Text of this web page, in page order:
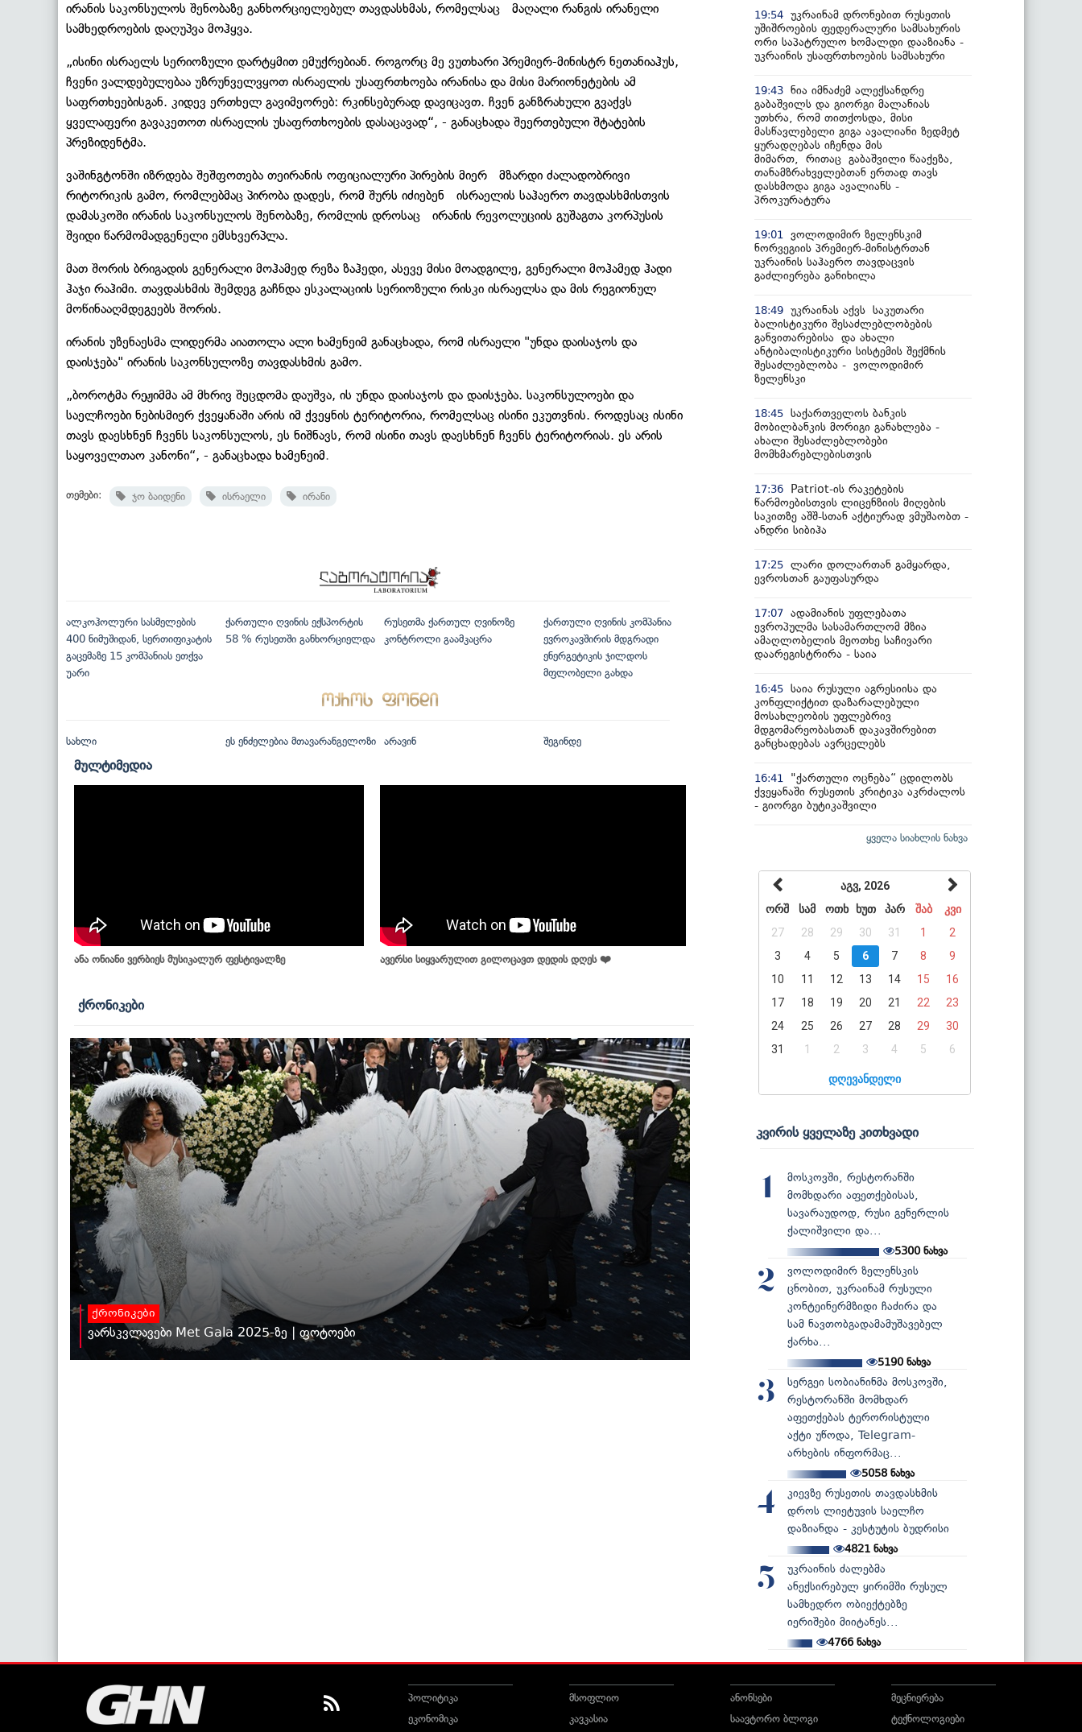
ირანის საკონსულოს შენობაზე განხორციელებულ თავდასხმას, რომელსაც მაღალი რანგის ირანელი
სამხედროების დაღუპვა მოჰყვა.
„ისინი ისრაელს სერიოზული დარტყმით ემუქრებიან. როგორც მე ვუთხარი პრემიერ-მინისტრ ნეთანიაჰუს,
ჩვენი ვალდებულებაა უზრუნველვყოთ ისრაელის უსაფრთხოება ირანისა და მისი მარიონეტების ამ
საფრთხეებისგან. კიდევ ერთხელ გავიმეორებ: რკინსებურად დავიცავთ. ჩვენ განზრახული გვაქვს
ყველაფერი გავაკეთოთ ისრაელის უსაფრთხოების დასაცავად“, - განაცხადა შეერთებული შტატების
პრეზიდენტმა.
ვაშინგტონში იზრდება შეშფოთება თეირანის ოფიციალური პირების მიერ მზარდი ძალადობრივი
რიტორიკის გამო, რომლებმაც პირობა დადეს, რომ შურს იძიებენ ისრაელის საჰაერო თავდასხმისთვის
დამასკოში ირანის საკონსულოს შენობაზე, რომლის დროსაც ირანის რევოლუციის გუშაგთა კორპუსის
შვიდი წარმომადგენელი ემსხვერპლა.
მათ შორის ბრიგადის გენერალი მოჰამედ რეზა ზაჰედი, ასევე მისი მოადგილე, გენერალი მოჰამედ ჰადი
ჰაჯი რაჰიმი. თავდასხმის შემდეგ გაჩნდა ესკალაციის სერიოზული რისკი ისრაელსა და მის რეგიონულ
მოწინააღმდეგეებს შორის.
ირანის უზენაესმა ლიდერმა აიათოლა ალი ხამენეიმ განაცხადა, რომ ისრაელი "უნდა დაისაჯოს და
დაისჯება" ირანის საკონსულოზე თავდასხმის გამო.
„ბოროტმა რეჟიმმა ამ მხრივ შეცდომა დაუშვა, ის უნდა დაისაჯოს და დაისჯება. საკონსულოები და
საელჩოები ნებისმიერ ქვეყანაში არის იმ ქვეყნის ტერიტორია, რომელსაც ისინი ეკუთვნის. როდესაც ისინი
თავს დაესხნენ ჩვენს საკონსულოს, ეს ნიშნავს, რომ ისინი თავს დაესხნენ ჩვენს ტერიტორიას. ეს არის
საყოველთაო კანონი“, - განაცხადა ხამენეიმ.
თემები: ჯო ბაიდენი ისრაელი ირანი
ალკოჰოლური სასმელების
400 ნიმუშიდან, სერთიფიკატის
გაცემაზე 15 კომპანიას ეთქვა
უარი
ქართული ღვინის ექსპორტის
58 % რუსეთში განხორციელდა
რუსეთმა ქართულ ღვინოზე
კონტროლი გაამკაცრა
ქართული ღვინის კომპანია
ევროკავშირის მდგრადი
ენერგეტიკის ჯილდოს
მფლობელი გახდა
სახლი ეს ენძელებია მთავარანგელოზი არავინ შეგინდე
მულტიმედია
ანა ონიანი ვერბიეს მუსიკალურ ფესტივალზე ავერსი სიყვარულით გილოცავთ დედის დღეს ❤️
ქრონიკები
ქრონიკები
ვარსკვლავები Met Gala 2025-ზე | ფოტოები
19:54 უკრაინამ დრონებით რუსეთის
უშიშროების ფედერალური სამსახურის
ორი საპატრულო ხომალდი დააზიანა -
უკრაინის უსაფრთხოების სამსახური
19:43 ნია იმნაძემ ალექსანდრე
გაბაშვილს და გიორგი მალანიას
უთხრა, რომ თითქოსდა, მისი
მასწავლებელი გიგა ავალიანი ზედმეტ
ყურადღებას იჩენდა მის
მიმართ, რითაც გაბაშვილი წააქეზა,
თანამზრახველებთან ერთად თავს
დასხმოდა გიგა ავალიანს -
პროკურატურა
19:01
ვოლოდიმირ ზელენსკიმ
ნორვეგიის პრემიერ-მინისტრთან
უკრაინის საჰაერო თავდაცვის
გაძლიერება განიხილა
18:49 უკრაინას აქვს საკუთარი
ბალისტიკური შესაძლებლობების
განვითარებისა და ახალი
ანტიბალისტიკური სისტემის შექმნის
შესაძლებლობა - ვოლოდიმირ
ზელენსკი
18:45 საქართველოს ბანკის
მობილბანკის მორიგი განახლება -
ახალი შესაძლებლობები
მომხმარებლებისთვის
17:36
Patriot-ის რაკეტების
წარმოებისთვის ლიცენზიის მიღების
საკითზე აშშ-სთან აქტიურად ვმუშაობთ -
ანდრი სიბიჰა
17:25 ლარი დოლართან გამყარდა,
ევროსთან გაუფასურდა
17:07 ადამიანის უფლებათა
ევროპულმა სასამართლომ მზია
ამაღლობელის მეოთხე საჩივარი
დაარეგისტრირა - საია
16:45 საია რუსული აგრესიისა და
კონფლიქტით დაზარალებული
მოსახლეობის უფლებრივ
მდგომარეობასთან დაკავშირებით
განცხადებას ავრცელებს
16:41
"ქართული ოცნება“ ცდილობს
ქვეყანაში რუსეთის კრიტიკა აკრძალოს
- გიორგი ბუტიკაშვილი
ყველა სიახლის ნახვა
აგვ, 2026
ორშ
სამ ოთხ ხუთ პარ შაბ
კვი
27
28 29 30 31 1
2
3
4 5 6 7 8
9
10
11 12 13 14 15
16
17
18 19 20 21 22
23
24
25 26 27 28 29
30
31
1 2 3 4 5 6
დღევანდელი
კვირის ყველაზე კითხვადი
1
მოსკოვში, რესტორანში
მომხდარი აფეთქებისას,
სავარაუდოდ, რუსი გენერლის
ქალიშვილი და...
5300ნახვა
2
ვოლოდიმირ ზელენსკის
ცნობით, უკრაინამ რუსული
კონტეინერმზიდი ჩაძირა და
სამ ნავთობგადამამუშავებელ
ქარხა...
5190ნახვა
3
სერგეი სობიანინმა მოსკოვში,
რესტორანში მომხდარ
აფეთქებას ტერორისტული
აქტი უწოდა, Telegram-
არხების ინფორმაც...
5058ნახვა
4
კიევზე რუსეთის თავდასხმის
დროს ლიეტუვის საელჩო
დაზიანდა - კესტუტის ბუდრისი
4821ნახვა
5
უკრაინის ძალებმა
ანექსირებულ ყირიმში რუსულ
სამხედრო ობიექტებზე
იერიშები მიიტანეს...
4766ნახვა
პოლიტიკა
ეკონომიკა
მსოფლიო
კავკასია
ანონსები
საავტორო ბლოგი
მეცნიერება
ტექნოლოგიები